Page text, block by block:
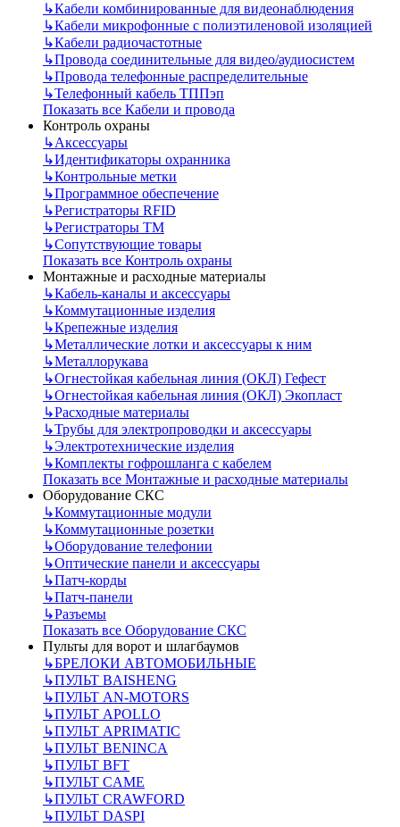
↳Кабели комбинированные для видеонаблюдения
↳Кабели микрофонные с полиэтиленовой изоляцией
↳Кабели радиочастотные
↳Провода соединительные для видео/аудиосистем
↳Провода телефонные распределительные
↳Телефонный кабель ТППэп
Показать все Кабели и провода
Контроль охраны
↳Аксессуары
↳Идентификаторы охранника
↳Контрольные метки
↳Программное обеспечение
↳Регистраторы RFID
↳Регистраторы ТМ
↳Сопутствующие товары
Показать все Контроль охраны
Монтажные и расходные материалы
↳Кабель-каналы и аксессуары
↳Коммутационные изделия
↳Крепежные изделия
↳Металлические лотки и аксессуары к ним
↳Металлорукава
↳Огнестойкая кабельная линия (ОКЛ) Гефест
↳Огнестойкая кабельная линия (ОКЛ) Экопласт
↳Расходные материалы
↳Трубы для электропроводки и аксессуары
↳Электротехнические изделия
↳Комплекты гофрошланга с кабелем
Показать все Монтажные и расходные материалы
Оборудование СКС
↳Коммутационные модули
↳Коммутационные розетки
↳Оборудование телефонии
↳Оптические панели и аксессуары
↳Патч-корды
↳Патч-панели
↳Разъемы
Показать все Оборудование СКС
Пульты для ворот и шлагбаумов
↳БРЕЛОКИ АВТОМОБИЛЬНЫЕ
↳ПУЛЬТ BAISHENG
↳ПУЛЬТ AN-MOTORS
↳ПУЛЬТ APOLLO
↳ПУЛЬТ APRIMATIC
↳ПУЛЬТ BENINCA
↳ПУЛЬТ BFT
↳ПУЛЬТ CAME
↳ПУЛЬТ CRAWFORD
↳ПУЛЬТ DASPI